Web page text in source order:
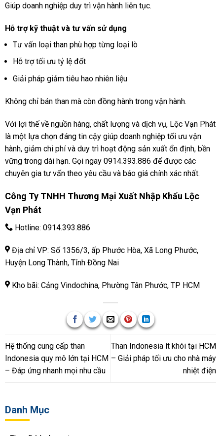
Danh Mục
Giúp doanh nghiệp duy trì vận hành liên tục.
Hỗ trợ kỹ thuật và tư vấn sử dụng
Tư vấn loại than phù hợp từng loại lò
Hỗ trợ tối ưu tỷ lệ đốt
Giải pháp giảm tiêu hao nhiên liệu
Không chỉ bán than mà còn đồng hành trong vận hành.
Với lợi thế về nguồn hàng, chất lượng và dịch vụ, Lộc Vạn Phát
là một lựa chọn đáng tin cậy giúp doanh nghiệp tối ưu vận
hành, giảm chi phí và duy trì hoạt động sản xuất ổn định, bền
vững trong dài hạn. Gọi ngay 0914.393.886 để được các
chuyên gia tư vấn theo yêu cầu và báo giá chính xác nhất.
Công Ty TNHH Thương Mại Xuất Nhập Khẩu Lộc
Vạn Phát
Hotline: 0914.393.886
Địa chỉ VP: Số 1356/3, ấp Phước Hòa, Xã Long Phước,
Huyện Long Thành, Tỉnh Đồng Nai
Kho bãi: Cảng Vindochina, Phường Tân Phước, TP HCM
Hệ thống cung cấp than
Indonesia quy mô lớn tại HCM
– Đáp ứng nhanh mọi nhu cầu
Than Indonesia ít khói tại HCM
– Giải pháp tối ưu cho nhà máy
nhiệt điện